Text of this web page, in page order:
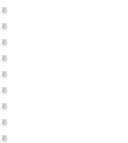
看
看
看
看
看
看
看
看
看